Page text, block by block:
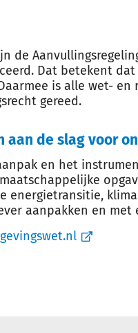
de
Dat betekent
is alle wet-
gereed.
aan de slag voor
en het
energietransitie,
aanpakken en met